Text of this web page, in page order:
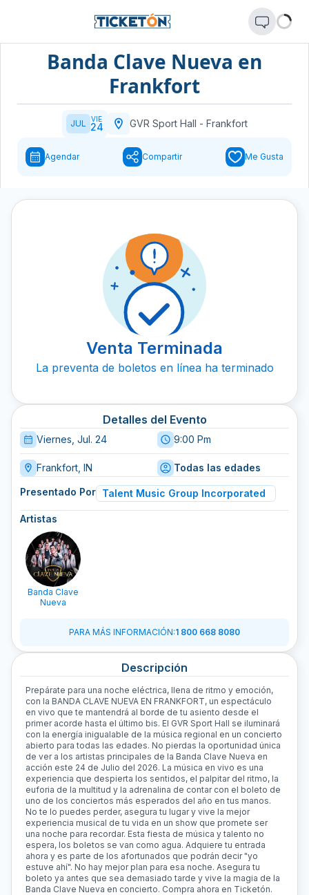
Banda Clave Nueva en
Frankfort
JUL VIE
24 GVR Sport Hall - Frankfort
Agendar Compartir Me Gusta
Venta Terminada
La preventa de boletos en línea ha terminado
Detalles del Evento
Viernes, Jul. 24 9:00 Pm
Frankfort, IN Todas las edades
Presentado Por Talent Music Group Incorporated
Artistas
Banda Clave
Nueva
PARA MÁS INFORMACIÓN:1 800 668 8080
Descripción
Prepárate para una noche eléctrica, llena de ritmo y emoción,
con la BANDA CLAVE NUEVA EN FRANKFORT, un espectáculo
en vivo que te mantendrá al borde de tu asiento desde el
primer acorde hasta el último bis. El GVR Sport Hall se iluminará
con la energía inigualable de la música regional en un concierto
abierto para todas las edades. No pierdas la oportunidad única
de ver a los artistas principales de la Banda Clave Nueva en
acción este 24 de Julio del 2026. La música en vivo es una
experiencia que despierta los sentidos, el palpitar del ritmo, la
euforia de la multitud y la adrenalina de contar con el boleto de
uno de los conciertos más esperados del año en tus manos.
No te lo puedes perder, asegura tu lugar y vive la mejor
experiencia musical de tu vida en un show que promete ser
una noche para recordar. Esta fiesta de música y talento no
espera, los boletos se van como agua. Adquiere tu entrada
ahora y es parte de los afortunados que podrán decir "yo
estuve ahí". No hay mejor plan para esa noche. Asegura tu
boleto ya antes que sea demasiado tarde y vive la magia de la
Banda Clave Nueva en concierto. Compra ahora en Ticketón.